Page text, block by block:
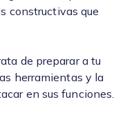
constructivas que
de preparar a tu
herramientas y la
en sus funciones.